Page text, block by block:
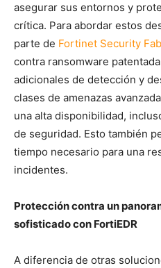
asegurar sus entornos y
crítica. Para abordar estos
parte de Fortinet Security
contra ransomware
adicionales de detección y
clases de amenazas
una alta disponibilidad,
de seguridad. Esto también
tiempo necesario para una
incidentes.
Protección contra un
sofisticado con FortiEDR
A diferencia de otras